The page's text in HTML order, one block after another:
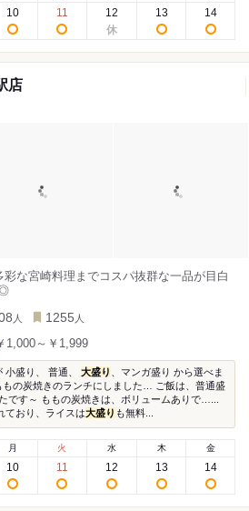
10 11 12 13 14
店
な宮崎料理までコスパ抜群な一品が目白
◎
人 1255 人
1,000～￥1,999
小盛り、 普通、 大盛り
、マンガ盛り から選べま
の炭焼きのランチにしました… ご飯は、普通盛
です～ ももの炭焼きは、ボリュームありで…...
ており、ライスは大盛り も無料...
月
10
火
11
水
12
木
13
金
14